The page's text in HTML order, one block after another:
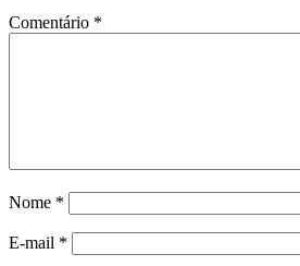
Comentário *
Nome *
E-mail *